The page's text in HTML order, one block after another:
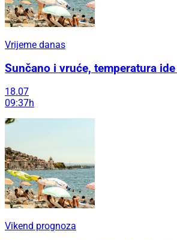
Vrijeme danas
Sunčano i vruće, temperatura
18.07
09:37h
Vikend prognoza